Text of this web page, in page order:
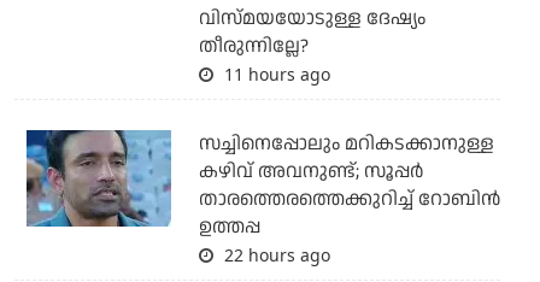
വിസ്മയയോടുള്ള ദേഷ്യം
തീരുന്നില്ലേ?
11 hours ago
സച്ചിനെപ്പോലും മറികടക്കാനുള്ള
കഴിവ് അവനുണ്ട്; സൂപ്പര്‍
താരത്തെരത്തെക്കുറിച്ച് റോബിന്‍
ഉത്തപ്പ
22 hours ago